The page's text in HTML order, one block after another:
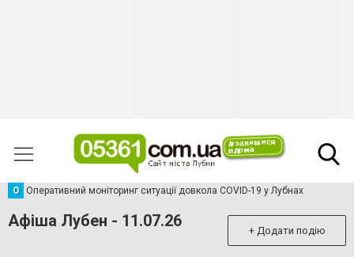
О Оперативний моніторинг ситуації довкола COVID-19 у Лубнах
Афіша Лубен - 11.07.26 + Додати подію